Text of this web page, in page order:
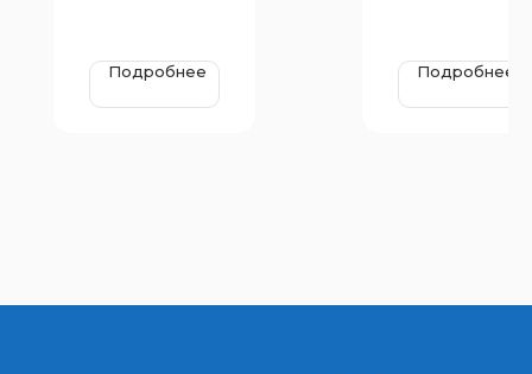
Подробнее Подробнее